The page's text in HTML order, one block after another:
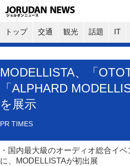
トップ 交通 観光 話題 IT
MODELLISTA、「
「ALPHARD
を展示
PR TIMES
・国内最大級のオーディオ総合イベ
に、MODELLISTAが初出展